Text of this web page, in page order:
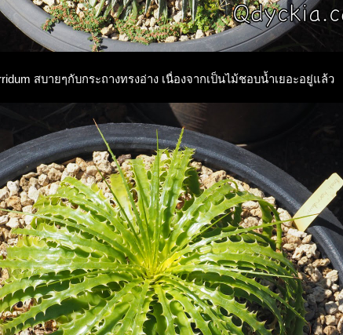
สบายๆกับกระถางทรงอ่าง เนื่องจากเป็นไม้ชอบน้ำเยอะอยู่แล้ว